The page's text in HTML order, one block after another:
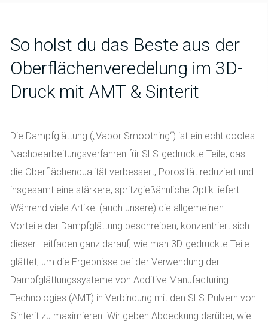
So holst du das Beste aus der
Oberflächenveredelung im 3D-
Druck mit AMT & Sinterit
Die Dampfglättung („Vapor Smoothing“) ist ein echt cooles
Nachbearbeitungsverfahren für SLS-gedruckte Teile, das
die Oberflächenqualität verbessert, Porosität reduziert und
insgesamt eine stärkere, spritzgießähnliche Optik liefert.
Während viele Artikel (auch unsere) die allgemeinen
Vorteile der Dampfglättung beschreiben, konzentriert sich
dieser Leitfaden ganz darauf, wie man 3D-gedruckte Teile
glättet, um die Ergebnisse bei der Verwendung der
Dampfglättungssysteme von Additive Manufacturing
Technologies (AMT) in Verbindung mit den SLS-Pulvern von
Sinterit zu maximieren. Wir geben Abdeckung darüber, wie